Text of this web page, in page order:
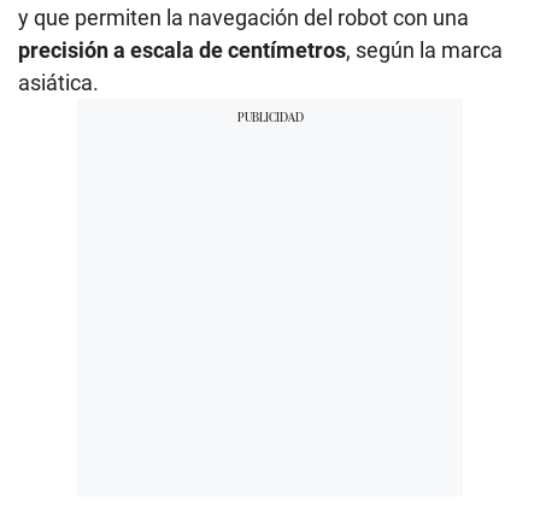
y que permiten la navegación del robot con una
precisión a escala de centímetros, según la marca
asiática.